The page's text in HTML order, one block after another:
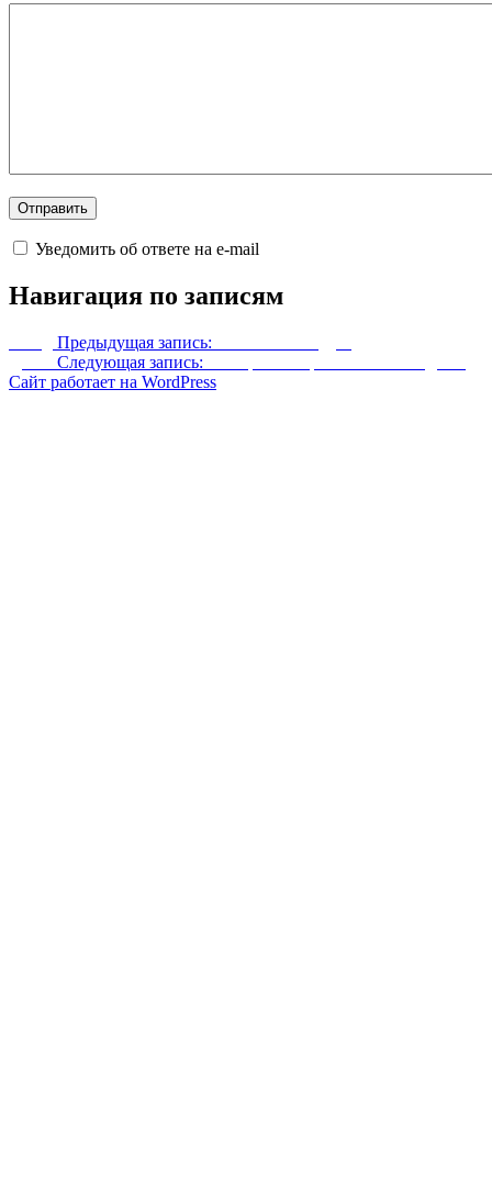
Уведомить об ответе на e-mail
Навигация по записям
Предыдущая запись:
Следующая запись:
Сайт работает на WordPress